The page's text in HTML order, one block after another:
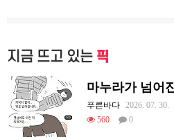
지금 뜨고 있는 픽
마누라가 넘어
푸른바다
2026. 07. 30.
560
0